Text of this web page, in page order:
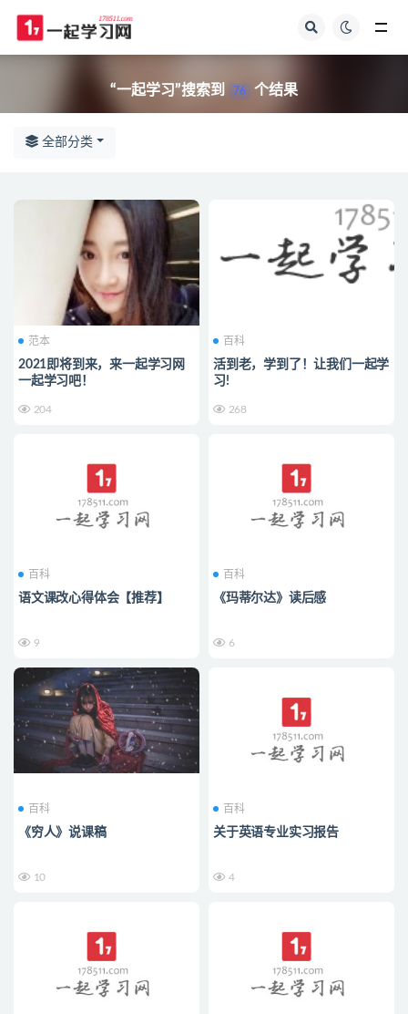
“一起学习”搜索到 76 个结果
全部分类
范本
2021即将到来，来一起学习网
一起学习吧！
204
百科
活到老，学到了！让我们一起学
习!
268
百科
语文课改心得体会【推荐】
9
百科
《玛蒂尔达》读后感
6
百科
《穷人》说课稿
10
百科
关于英语专业实习报告
4